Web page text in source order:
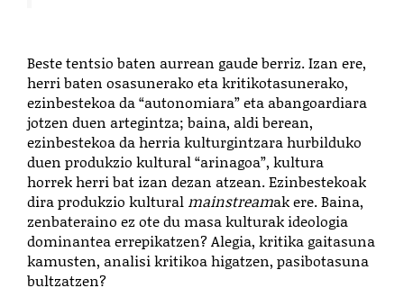
Beste tentsio baten aurrean gaude berriz. Izan ere,
herri baten osasunerako eta kritikotasunerako,
ezinbestekoa da “autonomiara” eta abangoardiara
jotzen duen artegintza; baina, aldi berean,
ezinbestekoa da herria kulturgintzara hurbilduko
duen produkzio kultural “arinagoa”, kultura
horrek herri bat izan dezan atzean. Ezinbestekoak
dira produkzio kultural mainstreamak ere. Baina,
zenbateraino ez ote du masa kulturak ideologia
dominantea errepikatzen? Alegia, kritika gaitasuna
kamusten, analisi kritikoa higatzen, pasibotasuna
bultzatzen?